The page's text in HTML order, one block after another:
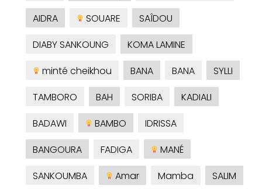
AIDRA
SOUARE
SAÎDOU
DIABY SANKOUNG
KOMA LAMINE
minté cheikhou
BANA BANA
SYLLI
TAMBORO
BAH SORIBA
KADIALI
BADAWI
BAMBO
IDRISSA
BANGOURA
FADIGA
MANÉ
SANKOUMBA
Amar Mamba
SALIM